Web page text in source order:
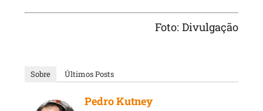
Foto: Divulgação
Sobre Últimos Posts
Pedro Kutney